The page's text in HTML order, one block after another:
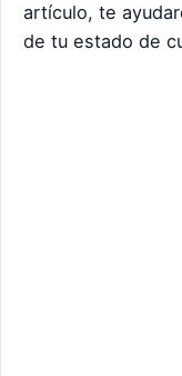
artículo, te
de tu estado de